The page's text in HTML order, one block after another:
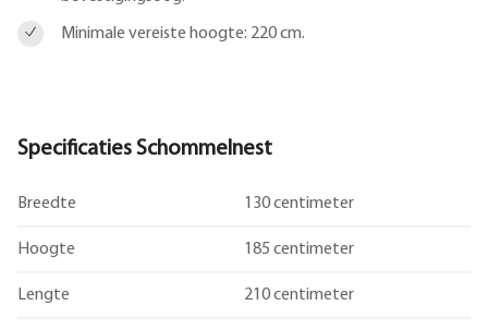
Minimale vereiste hoogte: 220 cm.
Specificaties Schommelnest
Breedte 130 centimeter
Hoogte 185 centimeter
Lengte 210 centimeter